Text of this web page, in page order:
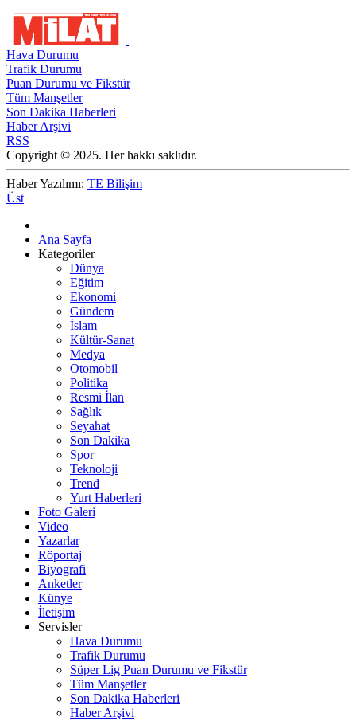
Hava Durumu
Trafik Durumu
Puan Durumu ve Fikstür
Tüm Manşetler
Son Dakika Haberleri
Haber Arşivi
RSS
Copyright © 2025. Her hakkı saklıdır.
Haber Yazılımı: TE Bilişim
Üst
Ana Sayfa
Kategoriler
Dünya
Eğitim
Ekonomi
Gündem
İslam
Kültür-Sanat
Medya
Otomobil
Politika
Resmi İlan
Sağlık
Seyahat
Son Dakika
Spor
Teknoloji
Trend
Yurt Haberleri
Foto Galeri
Video
Yazarlar
Röportaj
Biyografi
Anketler
Künye
İletişim
Servisler
Hava Durumu
Trafik Durumu
Süper Lig Puan Durumu ve Fikstür
Tüm Manşetler
Son Dakika Haberleri
Haber Arşivi